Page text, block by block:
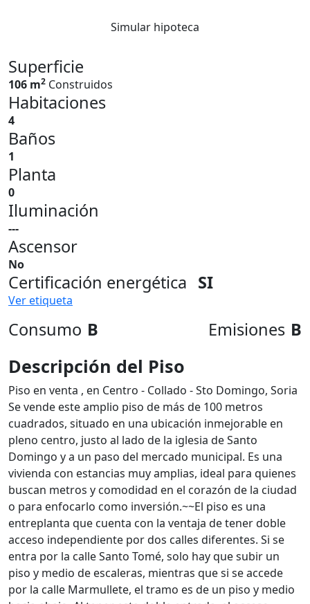
Simular hipoteca
Superficie
106 m2 Construidos
Habitaciones
4
Baños
1
Planta
0
Iluminación
---
Ascensor
No
Certificación energética SI
Ver etiqueta
Consumo B Emisiones B
Descripción del Piso
Piso en venta , en Centro - Collado - Sto Domingo, Soria
Se vende este amplio piso de más de 100 metros
cuadrados, situado en una ubicación inmejorable en
pleno centro, justo al lado de la iglesia de Santo
Domingo y a un paso del mercado municipal. Es una
vivienda con estancias muy amplias, ideal para quienes
buscan metros y comodidad en el corazón de la ciudad
o para enfocarlo como inversión.~~El piso es una
entreplanta que cuenta con la ventaja de tener doble
acceso independiente por dos calles diferentes. Si se
entra por la calle Santo Tomé, solo hay que subir un
piso y medio de escaleras, mientras que si se accede
por la calle Marmullete, el tramo es de un piso y medio